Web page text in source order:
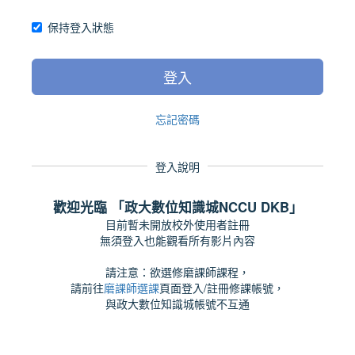
保持登入狀態
登入
忘記密碼
登入說明
歡迎光臨 「政大數位知識城NCCU DKB」
目前暫未開放校外使用者註冊
無須登入也能觀看所有影片內容
請注意：欲選修磨課師課程，
請前往磨課師選課頁面登入/註冊修課帳號，
與政大數位知識城帳號不互通